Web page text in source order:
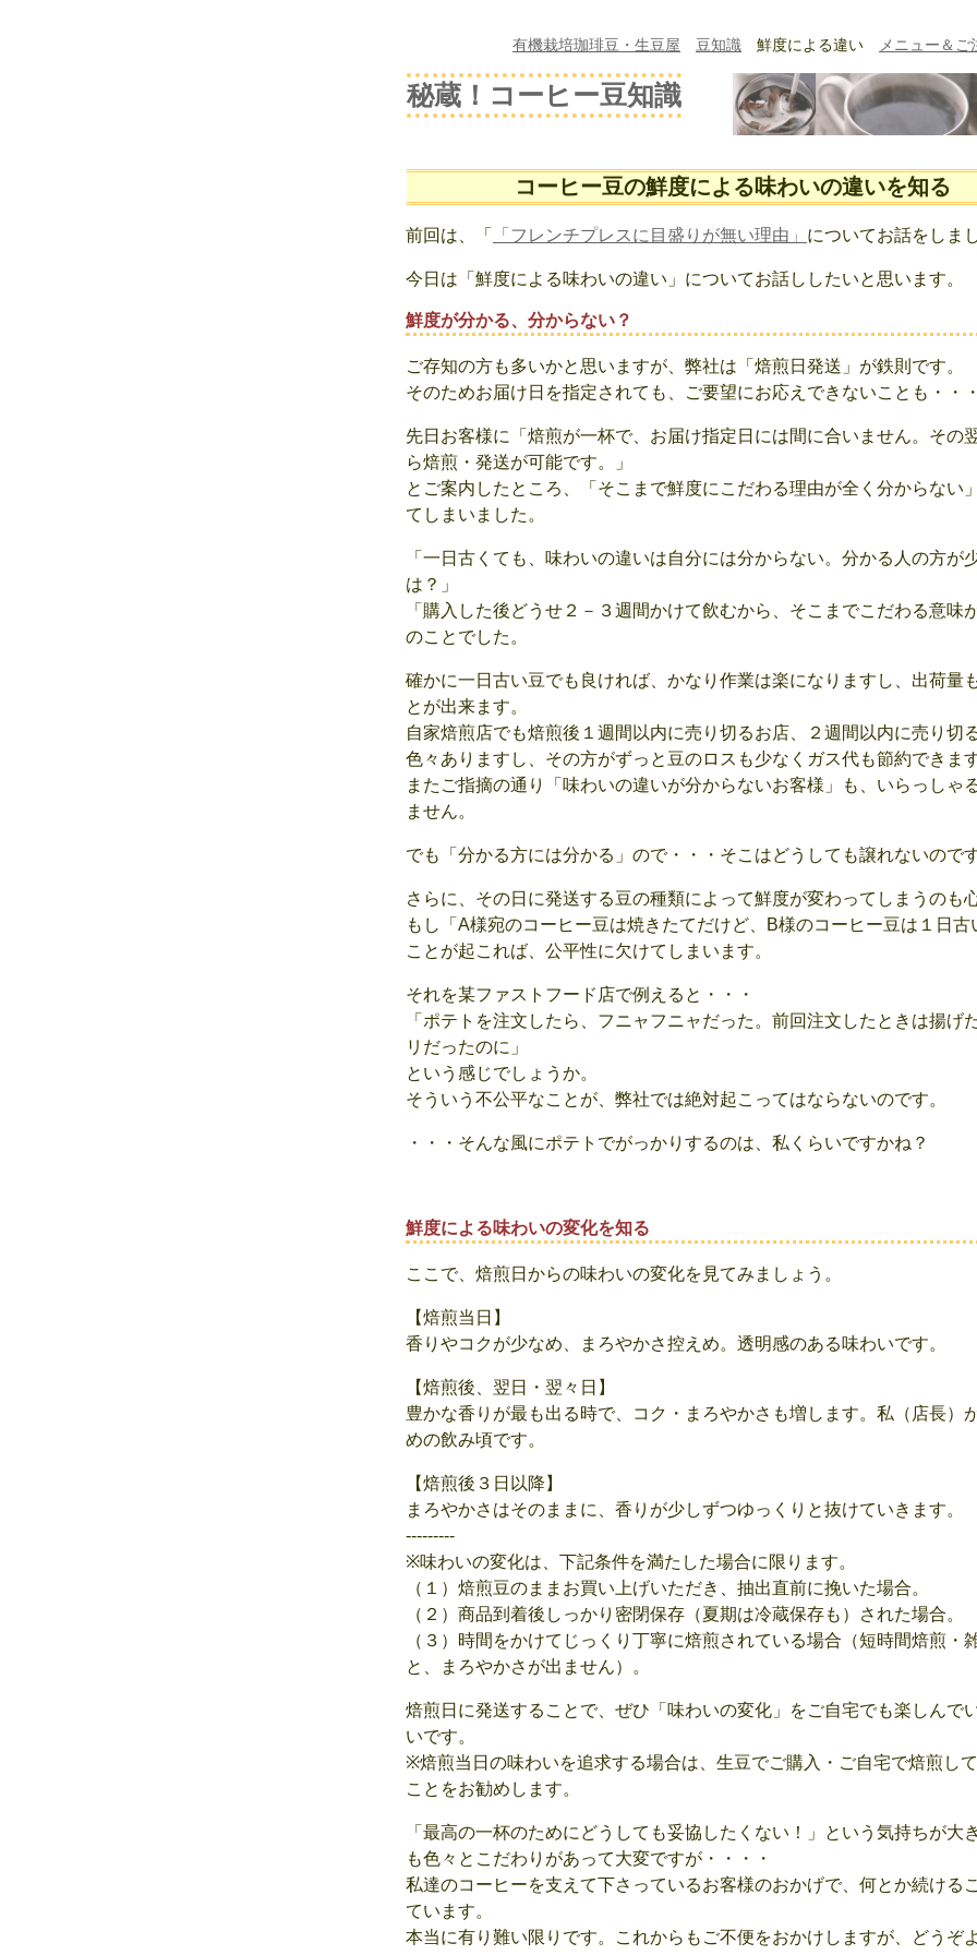
有機栽培珈琲豆・生豆屋 豆知識 鮮度による違い メニュー＆ご
秘蔵！コーヒー豆知識
コーヒー豆の鮮度による味わいの違いを知る
前回は、「 「フレンチプレスに目盛りが無い理由」 についてお話をしま
今日は「鮮度による味わいの違い」についてお話ししたいと思います。
鮮度が分かる、分からない？
ご存知の方も多いかと思いますが、弊社は「焙煎日発送」が鉄則です。
そのためお届け日を指定されても、ご要望にお応えできないことも・・・
先日お客様に「焙煎が一杯で、お届け指定日には間に合いません。その
ら焙煎・発送が可能です。」
とご案内したところ、「そこまで鮮度にこだわる理由が全く分からない
てしまいました。
「一日古くても、味わいの違いは自分には分からない。分かる人の方が
は？」
「購入した後どうせ２－３週間かけて飲むから、そこまでこだわる意味
のことでした。
確かに一日古い豆でも良ければ、かなり作業は楽になりますし、出荷量
とが出来ます。
自家焙煎店でも焙煎後１週間以内に売り切るお店、２週間以内に売り切
色々ありますし、その方がずっと豆のロスも少なくガス代も節約できます
またご指摘の通り「味わいの違いが分からないお客様」も、いらっしゃ
ません。
でも「分かる方には分かる」ので・・・そこはどうしても譲れないので
さらに、その日に発送する豆の種類によって鮮度が変わってしまうのも
もし「A様宛のコーヒー豆は焼きたてだけど、B様のコーヒー豆は１日古
ことが起これば、公平性に欠けてしまいます。
それを某ファストフード店で例えると・・・
「ポテトを注文したら、フニャフニャだった。前回注文したときは揚げ
リだったのに」
という感じでしょうか。
そういう不公平なことが、弊社では絶対起こってはならないのです。
・・・そんな風にポテトでがっかりするのは、私くらいですかね？
鮮度による味わいの変化を知る
ここで、焙煎日からの味わいの変化を見てみましょう。
【焙煎当日】
香りやコクが少なめ、まろやかさ控えめ。透明感のある味わいです。
【焙煎後、翌日・翌々日】
豊かな香りが最も出る時で、コク・まろやかさも増します。私（店長）
めの飲み頃です。
【焙煎後３日以降】
まろやかさはそのままに、香りが少しずつゆっくりと抜けていきます。
---------
※味わいの変化は、下記条件を満たした場合に限ります。
（１）焙煎豆のままお買い上げいただき、抽出直前に挽いた場合。
（２）商品到着後しっかり密閉保存（夏期は冷蔵保存も）された場合。
（３）時間をかけてじっくり丁寧に焙煎されている場合（短時間焙煎・
と、まろやかさが出ません）。
焙煎日に発送することで、ぜひ「味わいの変化」をご自宅でも楽しんで
いです。
※焙煎当日の味わいを追求する場合は、生豆でご購入・ご自宅で焙煎して
ことをお勧めします。
「最高の一杯のためにどうしても妥協したくない！」という気持ちが大
も色々とこだわりがあって大変ですが・・・・
私達のコーヒーを支えて下さっているお客様のおかげで、何とか続ける
ています。
本当に有り難い限りです。これからもご不便をおかけしますが、どうぞ